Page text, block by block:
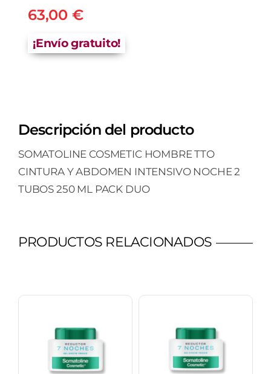
63,00 €
¡Envío gratuito!
Descripción del producto
SOMATOLINE COSMETIC HOMBRE TTO
CINTURA Y ABDOMEN INTENSIVO NOCHE 2
TUBOS 250 ML PACK DUO
PRODUCTOS RELACIONADOS